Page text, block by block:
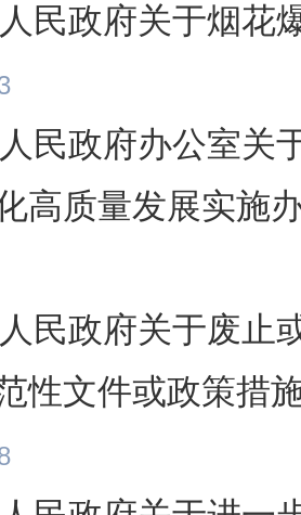
民政府关于烟花
民政府办公室关
高质量发展实施
民政府关于废止
性文件或政策措